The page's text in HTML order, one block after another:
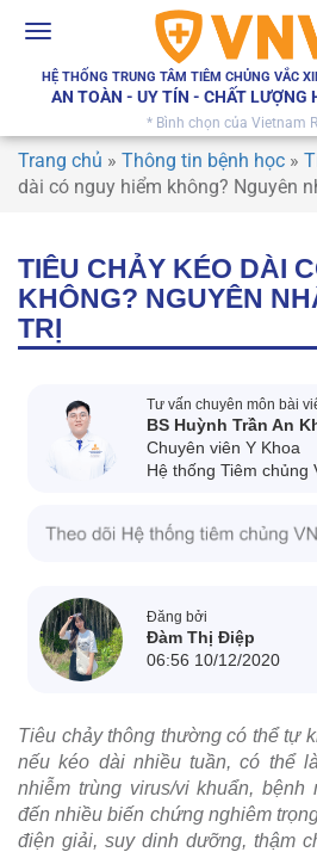
Toggle
HỆ THỐNG TRUNG TÂM TIÊM CHỦNG VẮC
AN TOÀN - UY TÍN - CHẤT LƯỢNG
* Bình chọn của Vietnam
Trang chủ » Thông tin bệnh học »
dài có nguy hiểm không? Nguyên
TIÊU CHẢY KÉO DÀI
KHÔNG? NGUYÊN
TRỊ
Tư vấn chuyên môn bài
BS Huỳnh Trần An
Chuyên viên Y Khoa
Hệ thống Tiêm chủng
Đăng bởi
Đàm Thị Điệp
06:56 10/12/2020
Tiêu chảy thông thường có thể tự
nếu kéo dài nhiều tuần, có thể
nhiễm trùng virus/vi khuẩn,
đến nhiều biến chứng nghiêm
điện giải, suy dinh dưỡng, thậm